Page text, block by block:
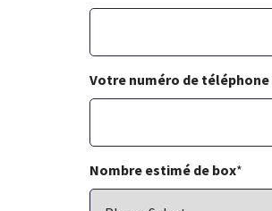
Votre numéro de téléphone
Nombre estimé de box*